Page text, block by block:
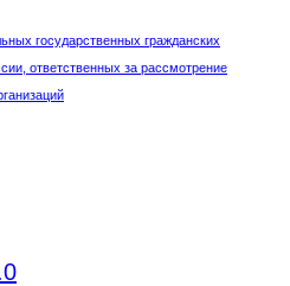
государственных гражданских
ответственных за рассмотрение